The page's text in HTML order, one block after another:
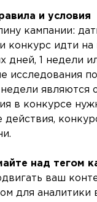
и условия
кампании:
конкурс идти на
дней, 1 недели
исследования
являются
в конкурсе
над тегом
ваш
для аналитики